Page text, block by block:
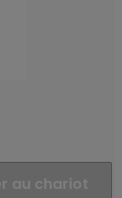
au chariot